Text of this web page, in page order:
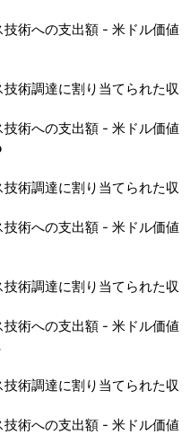
技術への支出額 - 米ドル価値
技術調達に割り当てられた収
技術への支出額 - 米ドル価値
技術調達に割り当てられた収
技術への支出額 - 米ドル価値
技術調達に割り当てられた収
技術への支出額 - 米ドル価値
技術調達に割り当てられた収
技術への支出額 - 米ドル価値